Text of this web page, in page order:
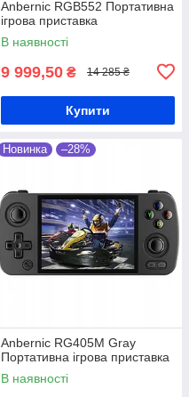
Anbernic RGB552 Портативна
ігрова приставка
В наявності
9 999,50 ₴ 14 285 ₴
Купити
Новинка –28%
Anbernic RG405M Gray
Портативна ігрова приставка
В наявності